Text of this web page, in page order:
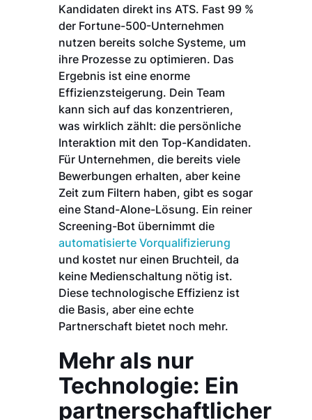
Kandidaten direkt ins ATS. Fast 99 %
der Fortune-500-Unternehmen
nutzen bereits solche Systeme, um
ihre Prozesse zu optimieren. Das
Ergebnis ist eine enorme
Effizienzsteigerung. Dein Team
kann sich auf das konzentrieren,
was wirklich zählt: die persönliche
Interaktion mit den Top-Kandidaten.
Für Unternehmen, die bereits viele
Bewerbungen erhalten, aber keine
Zeit zum Filtern haben, gibt es sogar
eine Stand-Alone-Lösung. Ein reiner
Screening-Bot übernimmt die
automatisierte Vorqualifizierung
und kostet nur einen Bruchteil, da
keine Medienschaltung nötig ist.
Diese technologische Effizienz ist
die Basis, aber eine echte
Partnerschaft bietet noch mehr.
Mehr als nur
Technologie: Ein
partnerschaftlicher